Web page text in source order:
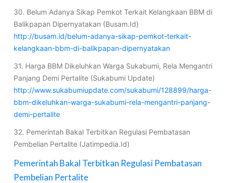
30. Belum Adanya Sikap Pemkot Terkait Kelangkaan BBM di
Balikpapan Dipernyatakan (Busam.Id)
http://busam.id/belum-adanya-sikap-pemkot-terkait-
kelangkaan-bbm-di-balikpapan-dipernyatakan
31. Harga BBM Dikeluhkan Warga Sukabumi, Rela Mengantri
Panjang Demi Pertalite (Sukabumi Update)
http://www.sukabumiupdate.com/sukabumi/128899/harga-
bbm-dikeluhkan-warga-sukabumi-rela-mengantri-panjang-
demi-pertalite
32. Pemerintah Bakal Terbitkan Regulasi Pembatasan
Pembelian Pertalite (Jatimpedia.Id)
Pemerintah Bakal Terbitkan Regulasi Pembatasan
Pembelian Pertalite